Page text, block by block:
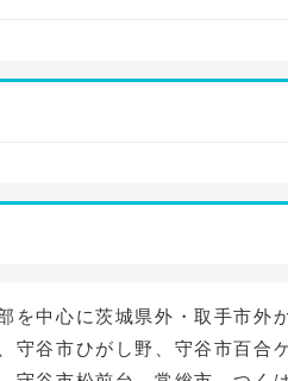
を中心に茨城県外・取手市外
谷市ひがし野、守谷市百合